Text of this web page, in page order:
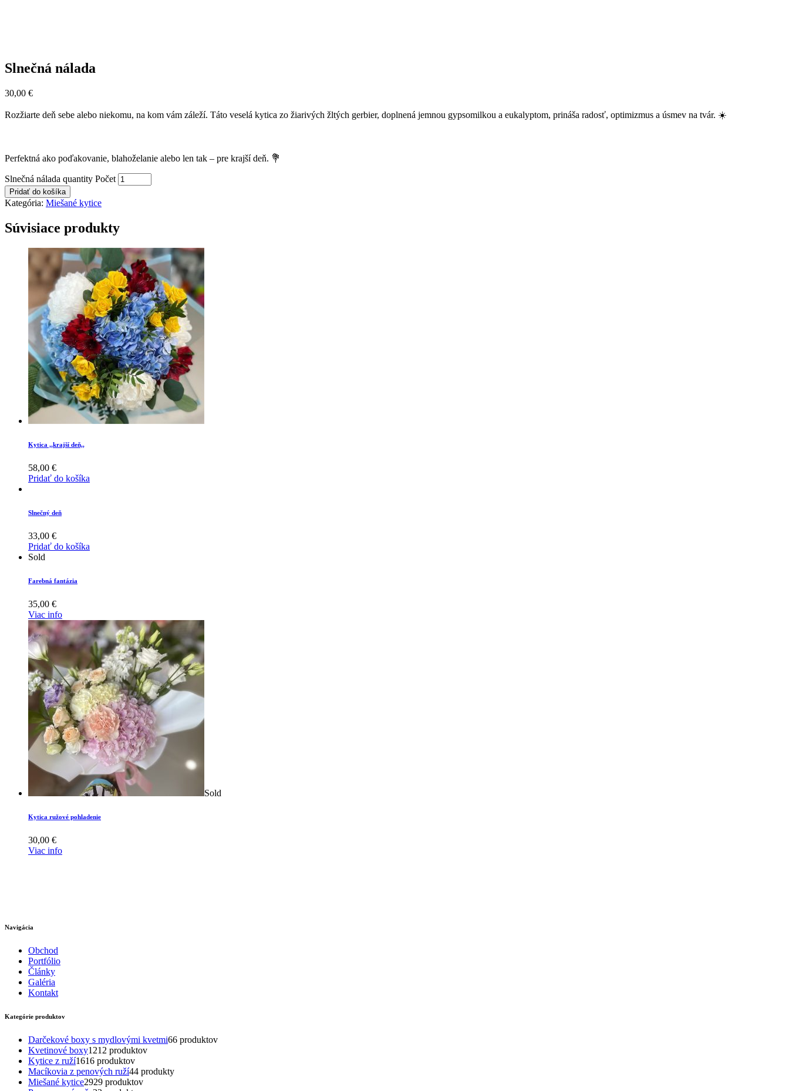
Slnečná nálada
30,00 €
Rozžiarte deň sebe alebo niekomu, na kom vám záleží. Táto veselá kytica zo žiarivých žltých gerbier, doplnená jemnou gypsomilkou a eukalyptom, prináša radosť, optimizmus a úsmev na tvár. ☀️
Perfektná ako poďakovanie, blahoželanie alebo len tak – pre krajší deň. 💐
Slnečná nálada quantity Počet
Pridať do košíka
Kategória: Miešané kytice
Súvisiace produkty
Kytica ,,krajší deň,,
58,00 €
Pridať do košíka
Slnečný deň
33,00 €
Pridať do košíka
Sold
Farebná fantázia
35,00 €
Viac info
Sold
Kytica ružové pohladenie
30,00 €
Viac info
Navigácia
Obchod
Portfólio
Články
Galéria
Kontakt
Kategórie produktov
Darčekové boxy s mydlovými kvetmi66 produktov
Kvetinové boxy1212 produktov
Kytice z ruží1616 produktov
Macíkovia z penových ruží44 produkty
Miešané kytice2929 produktov